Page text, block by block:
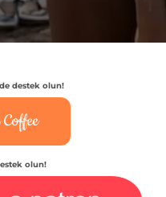
destek olun!
olun!